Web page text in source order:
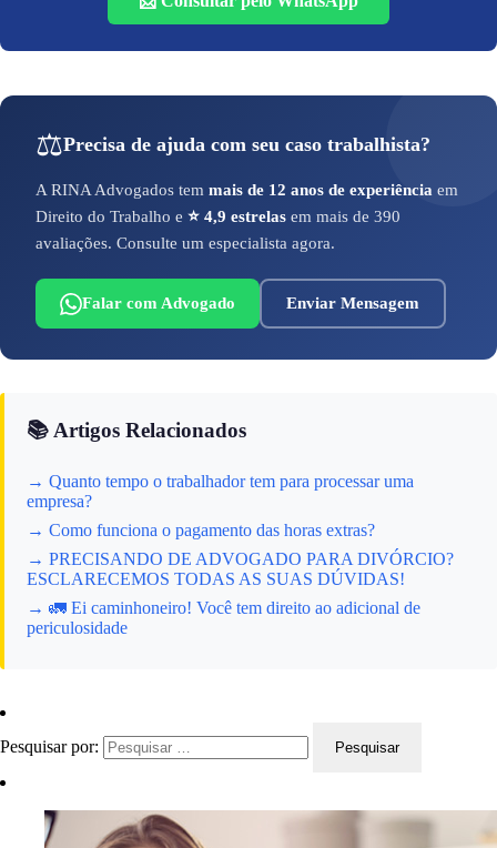
⚖️Precisa de ajuda com seu caso trabalhista?
A RINA Advogados tem mais de 12 anos de experiência em
Direito do Trabalho e ⭐ 4,9 estrelas em mais de 390
avaliações. Consulte um especialista agora.
Falar com Advogado Enviar Mensagem
📚 Artigos Relacionados
→ Quanto tempo o trabalhador tem para processar uma
empresa?
→ Como funciona o pagamento das horas extras?
→ PRECISANDO DE ADVOGADO PARA DIVÓRCIO?
ESCLARECEMOS TODAS AS SUAS DÚVIDAS!
→ 🚛 Ei caminhoneiro! Você tem direito ao adicional de
periculosidade
Pesquisar por: